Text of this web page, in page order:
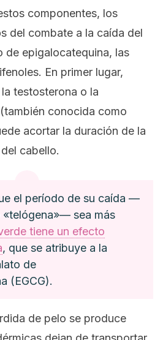
componentes, los
del combate a la caída del
de epigalocatequina, las
En primer lugar,
testosterona o la
conocida como
acortar la duración de la
cabello.
el período de su caída —
sea más
tiene un efecto
, que se atribuye a la
de
(EGCG).
de pelo se produce